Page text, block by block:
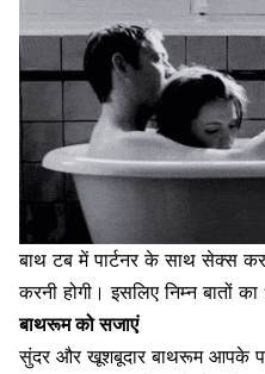
बाथ टब में पार्टनर के साथ सेक्स
करनी होगी। इसलिए निम्न बातों
बाथरूम को सजाएं
सुंदर और खूशबूदार बाथरूम आपके